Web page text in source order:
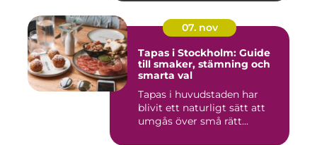
07. nov
Tapas i Stockholm: Guide
till smaker, stämning och
smarta val
Tapas i huvudstaden har
blivit ett naturligt sätt att
umgås över små rätt...